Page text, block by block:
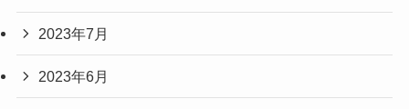
2023年7月
2023年6月